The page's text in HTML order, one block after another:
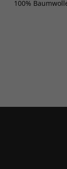
100%